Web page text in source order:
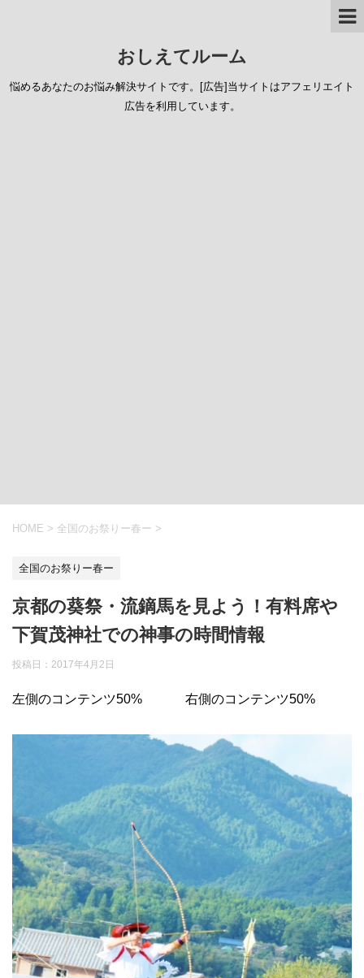
おしえてルーム
悩めるあなたのお悩み解決サイトです。[広告]当サイトはアフェリエイト
広告を利用しています。
HOME > 全国のお祭りー春ー >
全国のお祭りー春ー
京都の葵祭・流鏑馬を見よう！有料席や
下賀茂神社での神事の時間情報
投稿日： 2017年4月2日
左側のコンテンツ50% 右側のコンテンツ50%